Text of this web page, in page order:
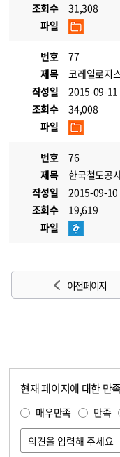
조회수
31,308
파일
번호
77
제목
코레일로지
작성일
2015-09-11
조회수
34,008
파일
번호
76
제목
한국철도공
작성일
2015-09-10
조회수
19,619
파일
이전 페이지
현재 페이지에 대한 만
매우만족 만족